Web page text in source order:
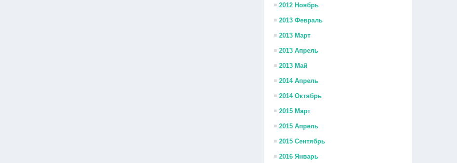
2012 Ноябрь
2013 Февраль
2013 Март
2013 Апрель
2013 Май
2014 Апрель
2014 Октябрь
2015 Март
2015 Апрель
2015 Сентябрь
2016 Январь